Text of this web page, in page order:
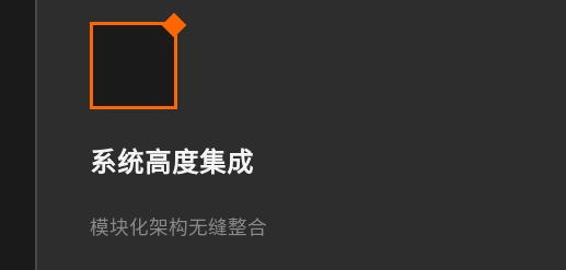
系统高度集成
模块化架构无缝整合